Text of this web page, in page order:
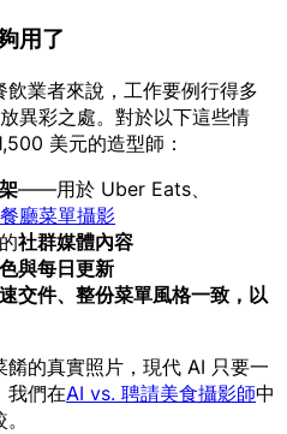
用了
業者來說，工作要例行得多
異彩之處。對於以下這些情
美元的造型師：
——用於 Uber Eats、
餐廳菜單攝影
社群媒體內容
與每日更新
交件、整份菜單風格一致，以
的真實照片，現代 AI 只要一
我們在AI vs. 聘請美食攝影師中